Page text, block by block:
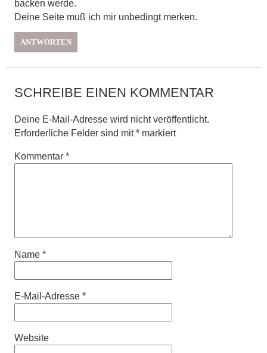
backen werde.
Deine Seite muß ich mir unbedingt merken.
ANTWORTEN
SCHREIBE EINEN KOMMENTAR
Deine E-Mail-Adresse wird nicht veröffentlicht.
Erforderliche Felder sind mit*markiert
Kommentar *
Name *
E-Mail-Adresse *
Website